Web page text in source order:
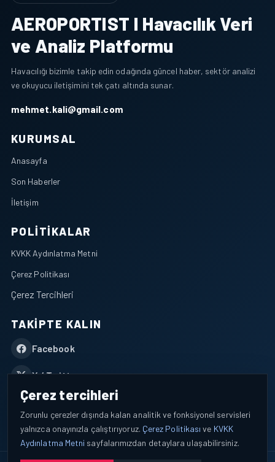
AEROPORTIST I Havacılık Veri
ve Analiz Platformu
Havacılığı bizimle takip edin odağında güncel haber, sektör analizi
ve okuyucu iletişimini tek çatı altında sunar.
mehmet.kali@gmail.com
KURUMSAL
Anasayfa
Son Haberler
İletişim
POLITIKALAR
KVKK Aydınlatma Metni
Çerez Politikası
Çerez Tercihleri
TAKIPTE KALIN
Facebook
X / Twitter
YouTube
WhatsApp
Çerez tercihleri
Zorunlu çerezler dışında kalan analitik ve fonksiyonel servisleri
yalnızca onayınızla çalıştırıyoruz. Çerez Politikası ve KVKK
Aydınlatma Metni sayfalarımızdan detaylara ulaşabilirsiniz.